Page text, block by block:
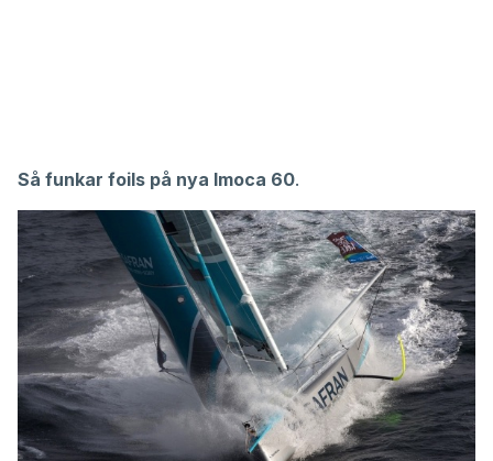
Så funkar foils på nya Imoca 60.